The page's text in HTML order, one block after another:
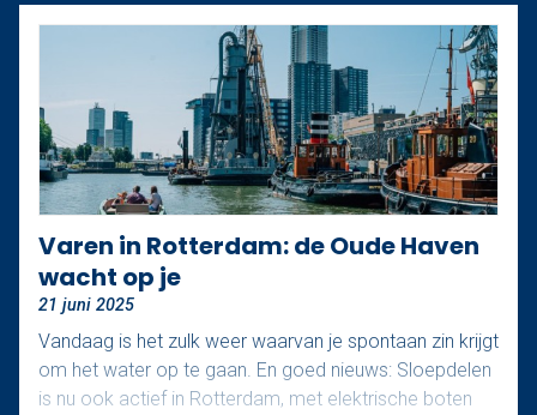
Varen in Rotterdam: de Oude Haven
wacht op je
21 juni 2025
Vandaag is het zulk weer waarvan je spontaan zin krijgt
om het water op te gaan. En goed nieuws: Sloepdelen
is nu ook actief in Rotterdam, met elektrische boten